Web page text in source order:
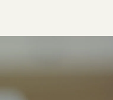
工房のご案内